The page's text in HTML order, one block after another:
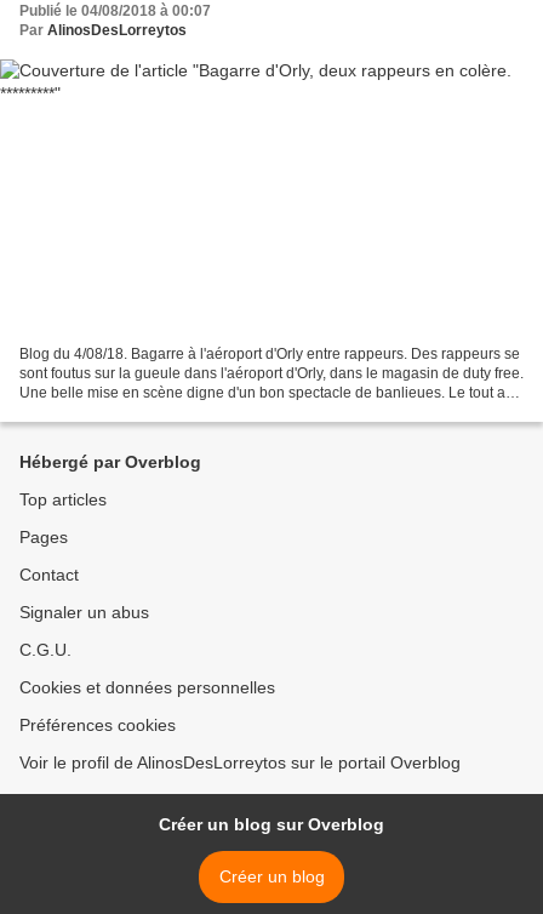
Publié le 04/08/2018 à 00:07
Par AlinosDesLorreytos
Blog du 4/08/18. Bagarre à l'aéroport d'Orly entre rappeurs. Des rappeurs se
sont foutus sur la gueule dans l'aéroport d'Orly, dans le magasin de duty free.
Une belle mise en scène digne d'un bon spectacle de banlieues. Le tout a
Hébergé par Overblog
Top articles
Pages
Contact
Signaler un abus
C.G.U.
Cookies et données personnelles
Préférences cookies
Voir le profil de AlinosDesLorreytos sur le portail Overblog
Créer un blog sur Overblog
Créer un blog